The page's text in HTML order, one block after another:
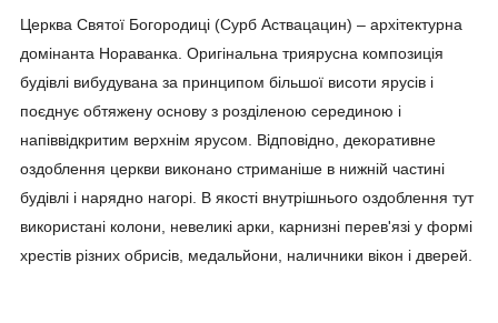
Церква Святої Богородиці (Сурб Аствацацин) – архітектурна
домінанта Нораванка. Оригінальна триярусна композиція
будівлі вибудувана за принципом більшої висоти ярусів і
поєднує обтяжену основу з розділеною серединою і
напіввідкритим верхнім ярусом. Відповідно, декоративне
оздоблення церкви виконано стриманіше в нижній частині
будівлі і нарядно нагорі. В якості внутрішнього оздоблення тут
використані колони, невеликі арки, карнизні перев'язі у формі
хрестів різних обрисів, медальйони, наличники вікон і дверей.